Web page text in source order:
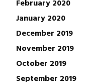
February 2020
January 2020
December 2019
November 2019
October 2019
September 2019